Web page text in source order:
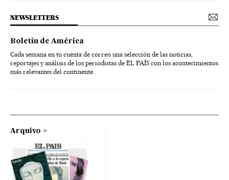
NEWSLETTERS
Boletín de América
Cada semana en tu cuenta de correo una selección de las noticias,
reportajes y análisis de los periodistas de EL PAÍS con los acontecimientos
más relevantes del continente.
Arquivo